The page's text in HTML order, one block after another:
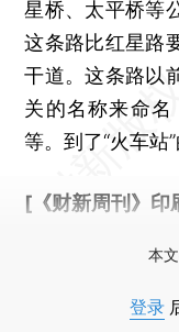
星桥、太平桥等
这条路比红星路
干道。这条路以
关的名称来命
等。到了“火车站
[《财新周刊》印
本
登录